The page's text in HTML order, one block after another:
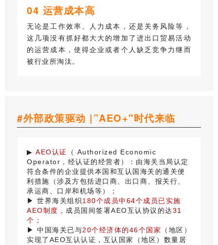
04 运营成本高
无论是工作效率、人力成本，还是关务风险等，
这几项没有抓好都大大的增加了进出口贸易活动
的运营成本，使得企业或者个人缺乏竞争力继而
被行业所淘汰。
#外部政策驱动 |”AEO+"时代来临
▶ AEO认证 （ Authorized Economic
Operator，经认证的经营者）：由海关当局认定
符合条件的企业提供本国和互认国海关的通关便
利措施（涉及方包括进口商、出口商、报关行、
承运商、口岸和机场等）；
▶ 世界海关组织1 80个成员中64个成员已实施
AEO制度 ，成员国间签署AEO互认协议的达31
个；
▶ 中国海关已与20个经济体的46个国家
（地区）
实现了AEO互认认证，互认国家（地区）数量居